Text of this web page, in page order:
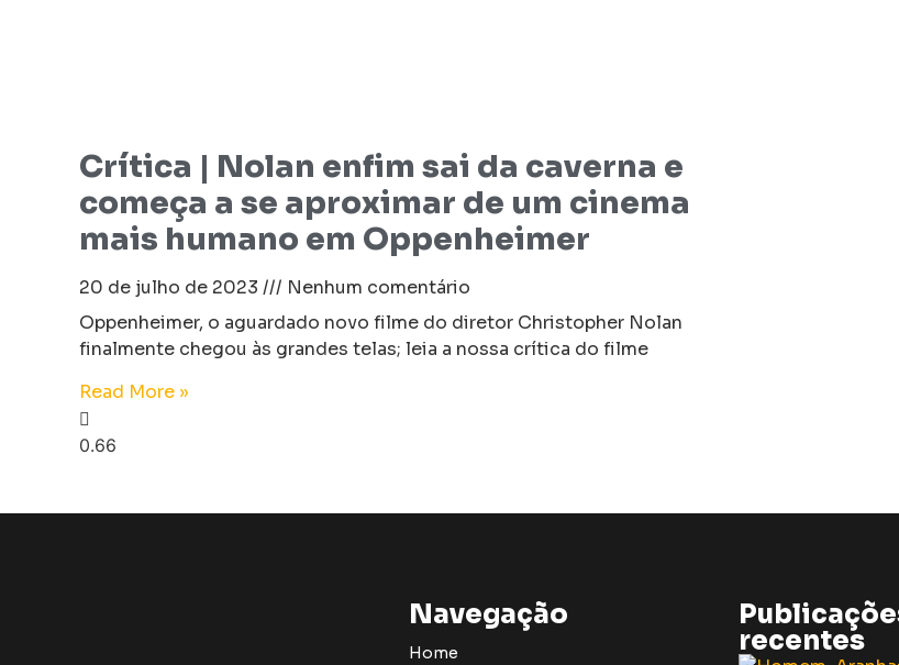
Crítica | Nolan enfim sai da caverna e
começa a se aproximar de um cinema
mais humano em Oppenheimer
20 de julho de 2023
Nenhum comentário
Oppenheimer, o aguardado novo filme do diretor Christopher Nolan
finalmente chegou às grandes telas; leia a nossa crítica do filme
Read More »
Navegação
Home
recentes